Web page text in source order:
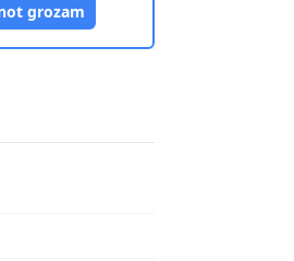
grozam